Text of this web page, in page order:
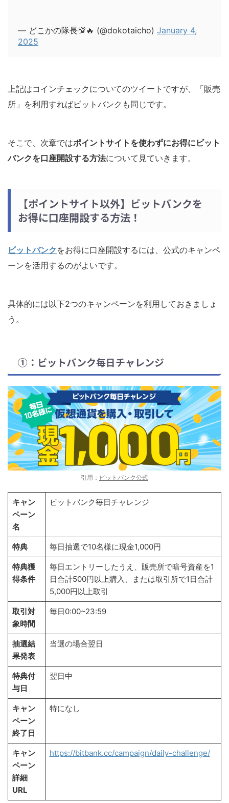
— どこかの隊長💯🔥 (@dokotaicho) January 4,
2025
上記はコインチェックについてのツイートですが、「販売
所」を利用すればビットバンクも同じです。
そこで、次章ではポイントサイトを使わずにお得にビット
バンクを口座開設する方法について見ていきます。
【ポイントサイト以外】ビットバンクを
お得に口座開設する方法！
ビットバンク をお得に口座開設するには、公式のキャンペ
ーンを活用するのがよいです。
具体的には以下2つのキャンペーンを利用しておきましょ
う。
①：ビットバンク毎日チャレンジ
引用： ビットバンク公式
キャン
ペーン
名
ビットバンク毎日チャレンジ
特典 毎日抽選で10名様に現金1,000円
特典獲
得条件
毎日エントリーしたうえ、販売所で暗号資産を1
日合計500円以上購入、または取引所で1日合計
5,000円以上取引
取引対
象時間
毎日0:00~23:59
抽選結
果発表
当選の場合翌日
特典付
与日
翌日中
キャン
ペーン
終了日
特になし
キャン
ペーン
詳細
URL
https://bitbank.cc/campaign/daily-challenge/